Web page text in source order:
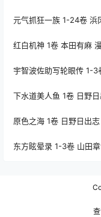
元气抓狂一族 1-24卷 浜
红白机神 1卷 本田有麻
宇智波佐助写轮眼传 1-
下水道美人鱼 1卷 日野
原色之海 1卷 日野日出
东方眩晕录 1-3卷 山田